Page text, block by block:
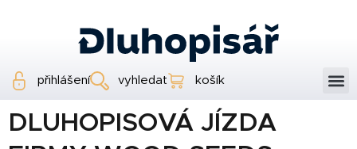
přihlášení vyhledat košík
DLUHOPISOVÁ JÍZDA